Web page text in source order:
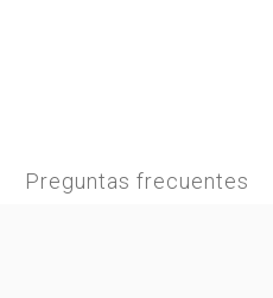
Preguntas frecuentes